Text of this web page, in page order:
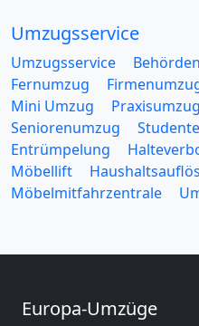
Umzugsservice
Umzugsservice
Fernumzug
Mini Umzug
Praxisumzug
Seniorenumzug
Entrümpelung
Möbellift
Möbelmitfahrzentrale
Europa-Umzüge